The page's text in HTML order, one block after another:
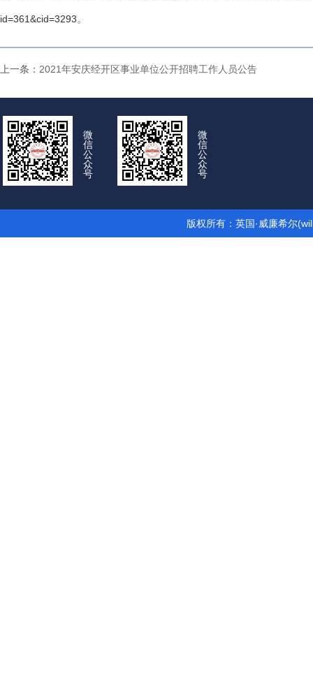
id=361&cid=3293。
上一条： 2021年安庆经开区事业单位公开招聘工作人员公告
微
信
公
众
号
微
信
公
众
号
版权所有：英国·威廉希尔